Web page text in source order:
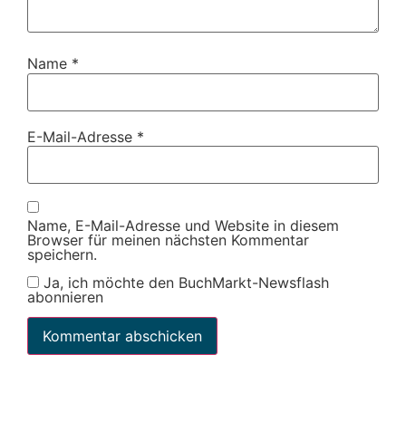
Name *
E-Mail-Adresse *
Name, E-Mail-Adresse und Website in diesem
Browser für meinen nächsten Kommentar
speichern.
Ja, ich möchte den BuchMarkt-Newsflash
abonnieren